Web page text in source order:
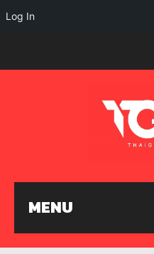
MENU
Log In